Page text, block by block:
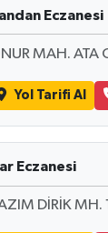
Eczanesi
MAH. ATA
Yol Tarifi Al
Eczanesi
DİRİK MH.